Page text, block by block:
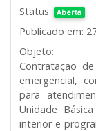
Status: Aberta
Publicado em:
Objeto:
Contratação
emergencial,
para
Unidade
interior e